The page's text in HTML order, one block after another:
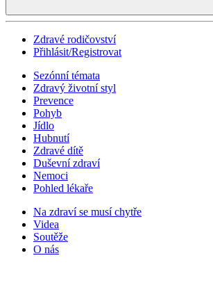
Zdravé rodičovství
Přihlásit/Registrovat
Sezónní témata
Zdravý životní styl
Prevence
Pohyb
Jídlo
Hubnutí
Zdravé dítě
Duševní zdraví
Nemoci
Pohled lékaře
Na zdraví se musí chytře
Videa
Soutěže
O nás